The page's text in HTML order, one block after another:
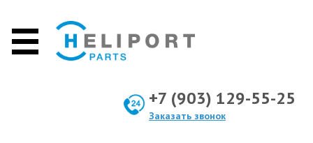
+7 (903) 129-55-25
Заказать звонок